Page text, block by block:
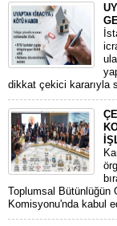
dikkat çekici kararıyla
Toplumsal Bütünlüğün
Komisyonu'nda kabul